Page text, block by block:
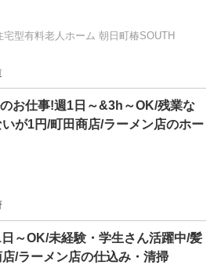
型有料老人ホーム 朝日町椿SOUTH
お仕事!週1日～&3h～OK/残業な
が1円/町田商店/ラーメン店のホー
～OK/未経験・学生さん活躍中/髪
/ラーメン店の仕込み・清掃